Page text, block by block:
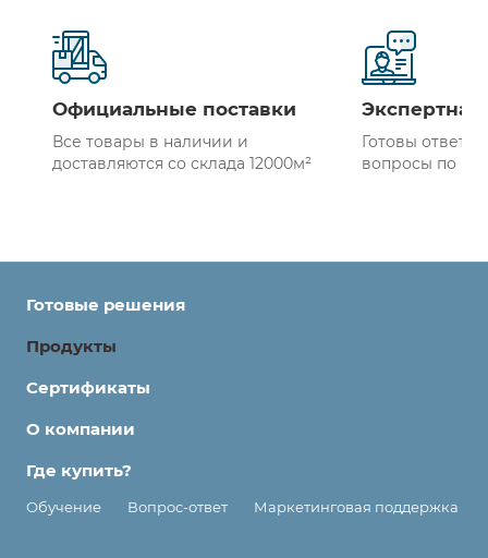
Официальные поставки
Все товары в наличии и
доставляются со склада 12000м²
Готовы
вопросы по
Готовые решения
Продукты
Сертификаты
О компании
Где купить?
Обучение Вопрос-ответ Маркетинговая поддержка